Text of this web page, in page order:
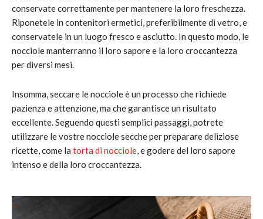
conservate correttamente per mantenere la loro freschezza.
Riponetele in contenitori ermetici, preferibilmente di vetro, e
conservatele in un luogo fresco e asciutto. In questo modo, le
nocciole manterranno il loro sapore e la loro croccantezza
per diversi mesi.
Insomma, seccare le nocciole è un processo che richiede
pazienza e attenzione, ma che garantisce un risultato
eccellente. Seguendo questi semplici passaggi, potrete
utilizzare le vostre nocciole secche per preparare deliziose
ricette, come la torta di nocciole, e godere del loro sapore
intenso e della loro croccantezza.